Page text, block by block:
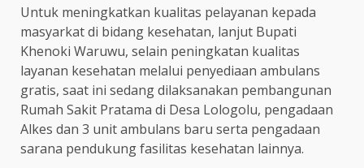
Untuk meningkatkan kualitas pelayanan kepada
masyarkat di bidang kesehatan, lanjut Bupati
Khenoki Waruwu, selain peningkatan kualitas
layanan kesehatan melalui penyediaan ambulans
gratis, saat ini sedang dilaksanakan pembangunan
Rumah Sakit Pratama di Desa Lologolu, pengadaan
Alkes dan 3 unit ambulans baru serta pengadaan
sarana pendukung fasilitas kesehatan lainnya.